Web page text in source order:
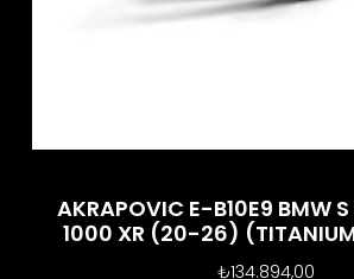
AKRAPOVIC E-B10E9 BMW
1000 XR (20-26)
₺134.894,00